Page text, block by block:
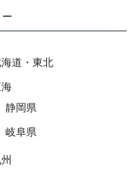
道・東北
静岡県
岐阜県